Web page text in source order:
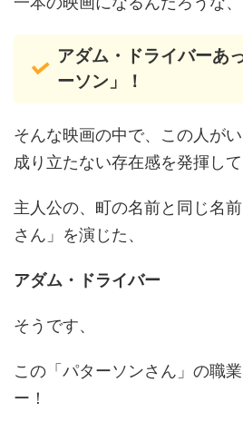
アダム・ドライバーあ
ーソン」！
そんな映画の中で、この人が
成り立たない存在感を発揮して
主人公の、町の名前と同じ名
さん」を演じた、
アダム・ドライバー
そうです、
この「パターソンさん」の職
ー！